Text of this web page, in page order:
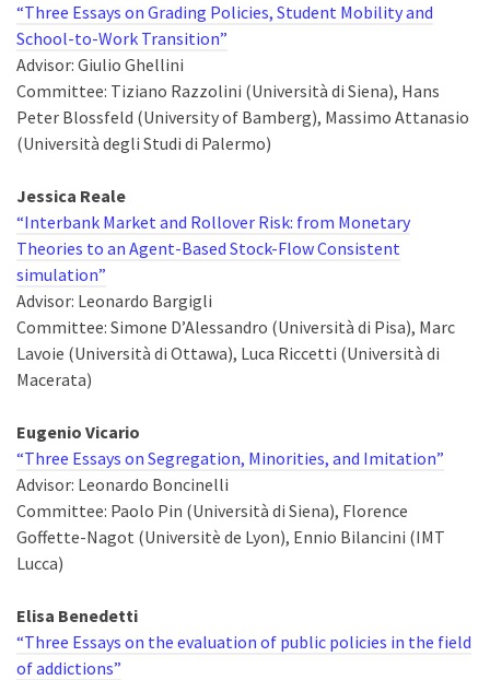
“Three Essays on Grading Policies, Student Mobility and
School-to-Work Transition”
Advisor: Giulio Ghellini
Committee: Tiziano Razzolini (Università di Siena), Hans
Peter Blossfeld (University of Bamberg), Massimo Attanasio
(Università degli Studi di Palermo)
Jessica Reale
“Interbank Market and Rollover Risk: from Monetary
Theories to an Agent-Based Stock-Flow Consistent
simulation”
Advisor: Leonardo Bargigli
Committee: Simone D’Alessandro (Università di Pisa), Marc
Lavoie (Università di Ottawa), Luca Riccetti (Università di
Macerata)
Eugenio Vicario
“Three Essays on Segregation, Minorities, and Imitation”
Advisor: Leonardo Boncinelli
Committee: Paolo Pin (Università di Siena), Florence
Goffette-Nagot (Universitè de Lyon), Ennio Bilancini (IMT
Lucca)
Elisa Benedetti
“Three Essays on the evaluation of public policies in the field
of addictions”